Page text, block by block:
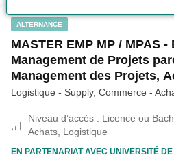
ALTERNANCE
MASTER EMP MP / MPAS
Management de Projets
Management des Projets,
chain
Logistique - Supply, Commerce -
Niveau d’accès : Licence ou
Achats, Logistique
EN PARTENARIAT AVEC UNIVERSITÉ